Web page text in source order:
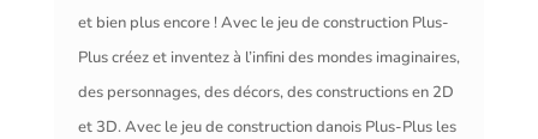
et bien plus encore ! Avec le jeu de construction Plus-
Plus créez et inventez à l’infini des mondes imaginaires,
des personnages, des décors, des constructions en 2D
et 3D. Avec le jeu de construction danois Plus-Plus les